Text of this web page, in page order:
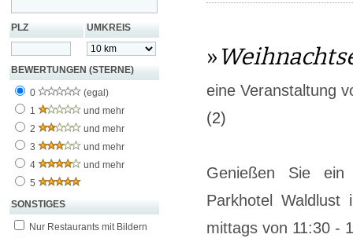
PLZ UMKREIS
BEWERTUNGEN (STERNE)
0
(egal)
1
und mehr
2
und mehr
3
und mehr
4
und mehr
5
SONSTIGES
Nur Restaurants mit Bildern
»
eine Veranstaltung
(2)
Genießen Sie ein
Parkhotel
mittags von 11:30 -